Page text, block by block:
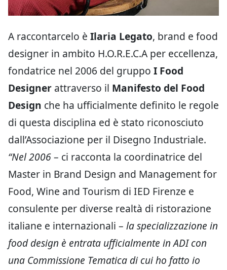
A raccontarcelo è Ilaria Legato, brand e food
designer in ambito H.O.R.E.C.A per eccellenza,
fondatrice nel 2006 del gruppo I Food
Designer attraverso il Manifesto del Food
Design che ha ufficialmente definito le regole
di questa disciplina ed è stato riconosciuto
dall’Associazione per il Disegno Industriale.
“Nel 2006– ci racconta la coordinatrice del
Master in Brand Design and Management for
Food, Wine and Tourism di IED Firenze e
consulente per diverse realtà di ristorazione
italiane e internazionali – la specializzazione in
food design è entrata ufficialmente in ADI con
una Commissione Tematica di cui ho fatto io